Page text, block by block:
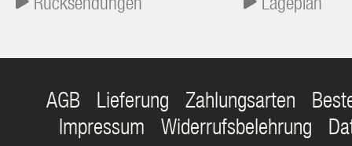
Rücksendungen
Lageplan
AGB Lieferung Zahlungsarten
Impressum
Widerrufsbelehrung